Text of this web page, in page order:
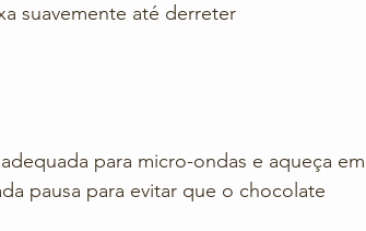
suavemente até derreter
para micro-ondas e aqueça em
pausa para evitar que o chocolate